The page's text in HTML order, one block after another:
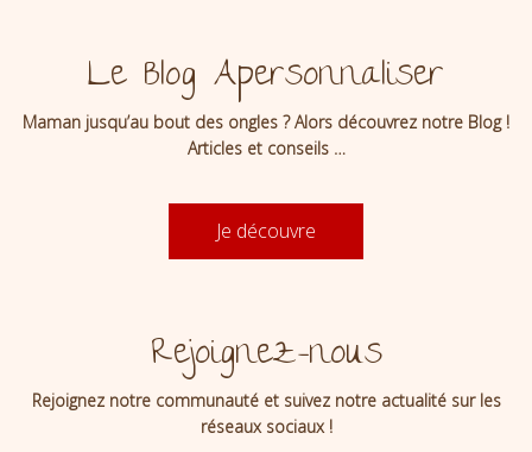
Le Blog Apersonnaliser
Maman jusqu’au bout des ongles ? Alors découvrez notre Blog !
Articles et conseils …
Je découvre
Rejoignez-nous
Rejoignez notre communauté et suivez notre actualité sur les
réseaux sociaux !